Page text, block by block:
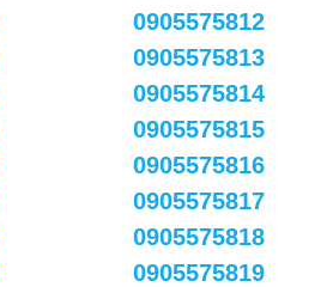
0905575812
0905575813
0905575814
0905575815
0905575816
0905575817
0905575818
0905575819